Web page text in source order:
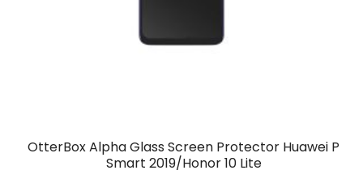
OtterBox Alpha Glass Screen Protector Huawei P
Smart 2019/Honor 10 Lite